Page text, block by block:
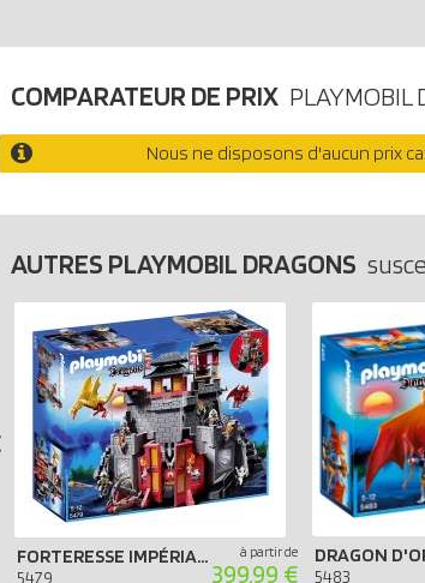
COMPARATEUR DE PRIX
Nous ne disposons d'aucun prix
AUTRES PLAYMOBIL DRAGONS
FORTERESSE IMPÉRIALE DU DRAGON
5479
à partir de
399.99 € 5483